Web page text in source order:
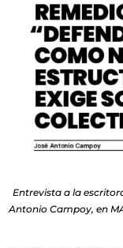
Entrevista a la
Antonio Campoy, en